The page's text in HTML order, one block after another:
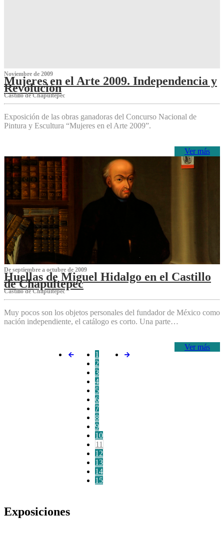
Noviembre de 2009
Mujeres en el Arte 2009. Independencia y
Revolución
Castillo de Chapultepec
Exposición de las obras ganadoras del Concurso Nacional de
Pintura y Escultura “Mujeres en el Arte 2009”.
Ver más
De septiembre a octubre de 2009
Huellas de Miguel Hidalgo en el Castillo
de Chapultepec
Castillo de Chapultepec
Muy pocos son los objetos personales del fundador de México como
nación independiente, el catálogo es corto. Una parte…
Ver más
1
2
3
4
5
6
7
8
9
10
11
12
13
14
15
Exposiciones